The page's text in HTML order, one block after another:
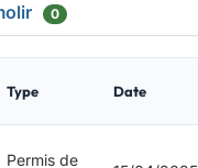
0
Type Date
Permis de